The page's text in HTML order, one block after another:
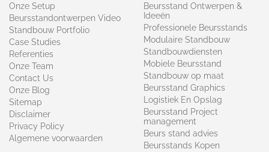
Onze Setup
Beursstandontwerpen Video
Standbouw Portfolio
Case Studies
Referenties
Onze Team
Contact Us
Onze Blog
Sitemap
Disclaimer
Privacy Policy
Algemene voorwaarden
Beursstand Ontwerpen &
Ideeën
Professionele Beursstands
Modulaire Standbouw
Standbouwdiensten
Mobiele Beursstand
Standbouw op maat​
Beursstand Graphics
Logistiek En Opslag
Beursstand Project
management
Beurs stand advies
Beursstands Kopen